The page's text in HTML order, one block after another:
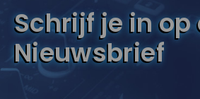
Schrijf je in op
Nieuwsbrief